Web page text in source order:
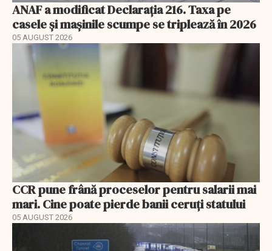
ANAF a modificat Declarația 216. Taxa pe
casele și mașinile scumpe se triplează în 2026
05 AUGUST 2026
CCR pune frână proceselor pentru salarii mai
mari. Cine poate pierde banii ceruți statului
05 AUGUST 2026